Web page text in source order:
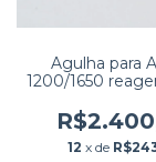
Agulha para
1200/1650
12 x de